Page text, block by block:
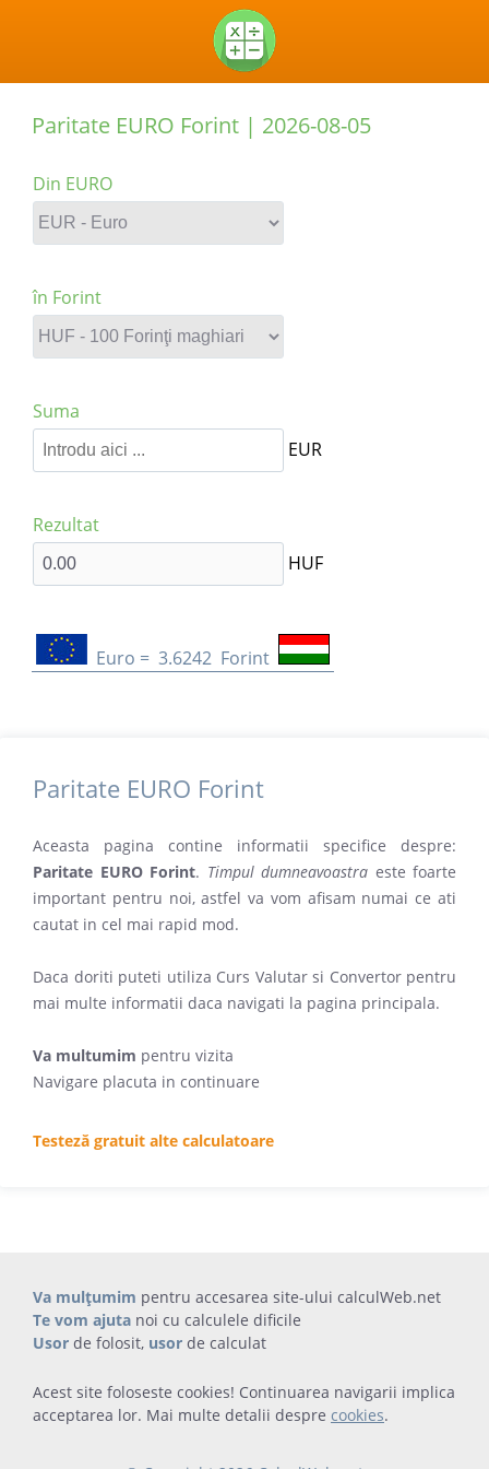
Paritate EURO Forint | 2026-08-05
Din EURO
în Forint
Suma
EUR
Rezultat
HUF
Euro = 3.6242 Forint
Paritate EURO Forint
Aceasta pagina contine informatii specifice despre:
Paritate EURO Forint. Timpul dumneavoastra este foarte
important pentru noi, astfel va vom afisam numai ce ati
cautat in cel mai rapid mod.
Daca doriti puteti utiliza Curs Valutar si Convertor pentru
mai multe informatii daca navigati la pagina principala.
Va multumim pentru vizita
Navigare placuta in continuare
Testeză gratuit alte calculatoare
Va mulțumim pentru accesarea site-ului calculWeb.net
Te vom ajuta noi cu calculele dificile
Usor de folosit, usor de calculat
Acest site foloseste cookies! Continuarea navigarii implica
acceptarea lor. Mai multe detalii despre cookies.